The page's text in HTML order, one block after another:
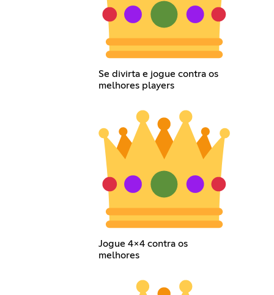
Se divirta e jogue contra os
melhores players
Jogue 4x4 contra os
melhores